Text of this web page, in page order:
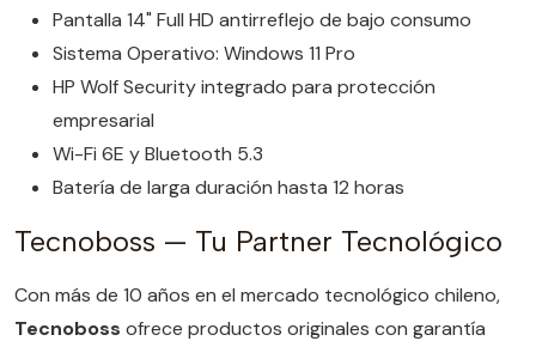
Pantalla 14" Full HD antirreflejo de bajo consumo
Sistema Operativo: Windows 11 Pro
HP Wolf Security integrado para protección
empresarial
Wi-Fi 6E y Bluetooth 5.3
Batería de larga duración hasta 12 horas
Tecnoboss — Tu Partner Tecnológico
Con más de 10 años en el mercado tecnológico chileno,
Tecnoboss ofrece productos originales con garantía